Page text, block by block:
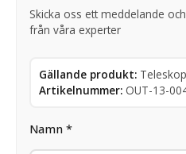
Skicka oss ett meddelande
från våra experter
Gällande produkt:
Artikelnummer: OUT-13-
Namn *